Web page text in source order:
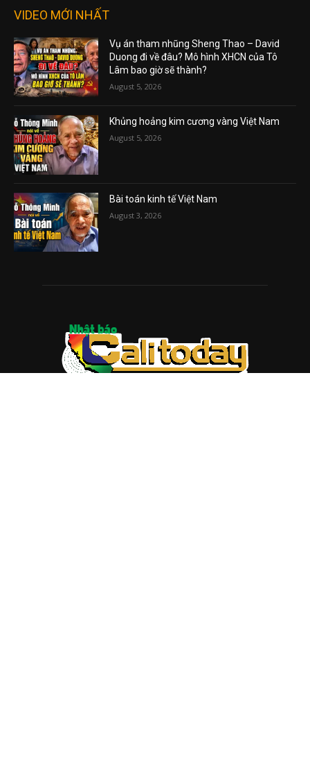
VIDEO MỚI NHẤT
Vụ án tham nhũng Sheng Thao – David
Duong đi về đâu? Mô hình XHCN của Tô
Lâm bao giờ sẽ thành?
August 5, 2026
Khủng hoảng kim cương vàng Việt Nam
August 5, 2026
Bài toán kinh tế Việt Nam
August 3, 2026